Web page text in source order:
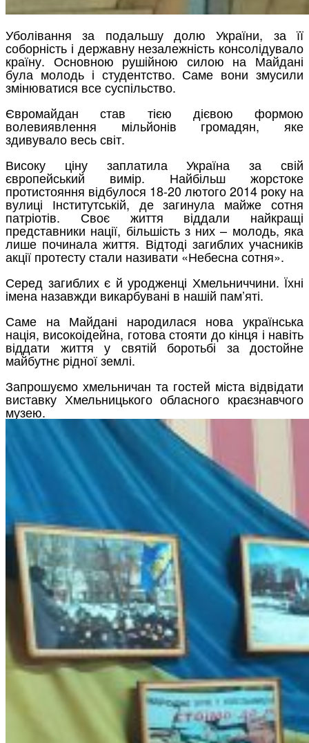
Уболівання за подальшу долю України, за її
соборність і державну незалежність консолідувало
країну. Основною рушійною силою на Майдані
була молодь і студентство. Саме вони змусили
змінюватися все суспільство.
Євромайдан став тією дієвою формою
волевиявлення мільйонів громадян, яке
здивувало весь світ.
Високу ціну заплатила Україна за свій
європейський вимір. Найбільш жорстоке
протистояння відбулося 18-20 лютого 2014 року на
вулиці Інститутській, де загинула майже сотня
патріотів. Своє життя віддали найкращі
представники нації, більшість з них – молодь, яка
лише починала життя. Відтоді загиблих учасників
акції протесту стали називати «Небесна сотня».
Серед загиблих є й уродженці Хмельниччини. Їхні
імена назавжди викарбувані в нашій пам’яті.
Саме на Майдані народилася нова українська
нація, високоідейна, готова стояти до кінця і навіть
віддати життя у святій боротьбі за достойне
майбутнє рідної землі.
Запрошуємо хмельничан та гостей міста відвідати
виставку Хмельницького обласного краєзнавчого
музею.